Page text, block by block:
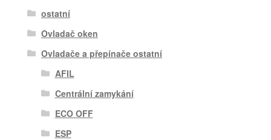
ostatní
Ovladač oken
Ovladače a přepínače ostatní
AFIL
Centrální zamykání
ECO OFF
ESP